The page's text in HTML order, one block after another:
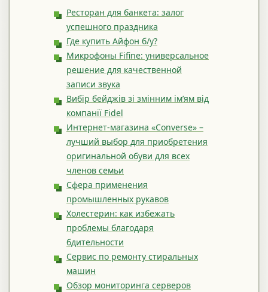
Ресторан для банкета: залог
успешного праздника
Где купить Айфон б/у?
Микрофоны Fifine: универсальное
решение для качественной
записи звука
Вибір бейджів зі змінним ім’ям від
компанії Fidel
Интернет-магазина «Converse» –
лучший выбор для приобретения
оригинальной обуви для всех
членов семьи
Сфера применения
промышленных рукавов
Холестерин: как избежать
проблемы благодаря
бдительности
Сервис по ремонту стиральных
машин
Обзор мониторинга серверов